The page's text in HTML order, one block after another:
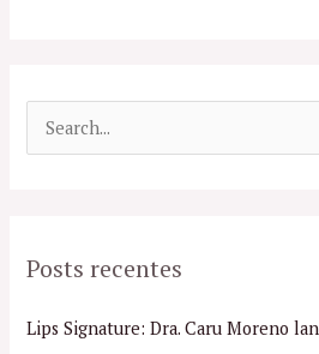
u
s
Posts recentes
Lips Signature: Dra. Caru Moreno